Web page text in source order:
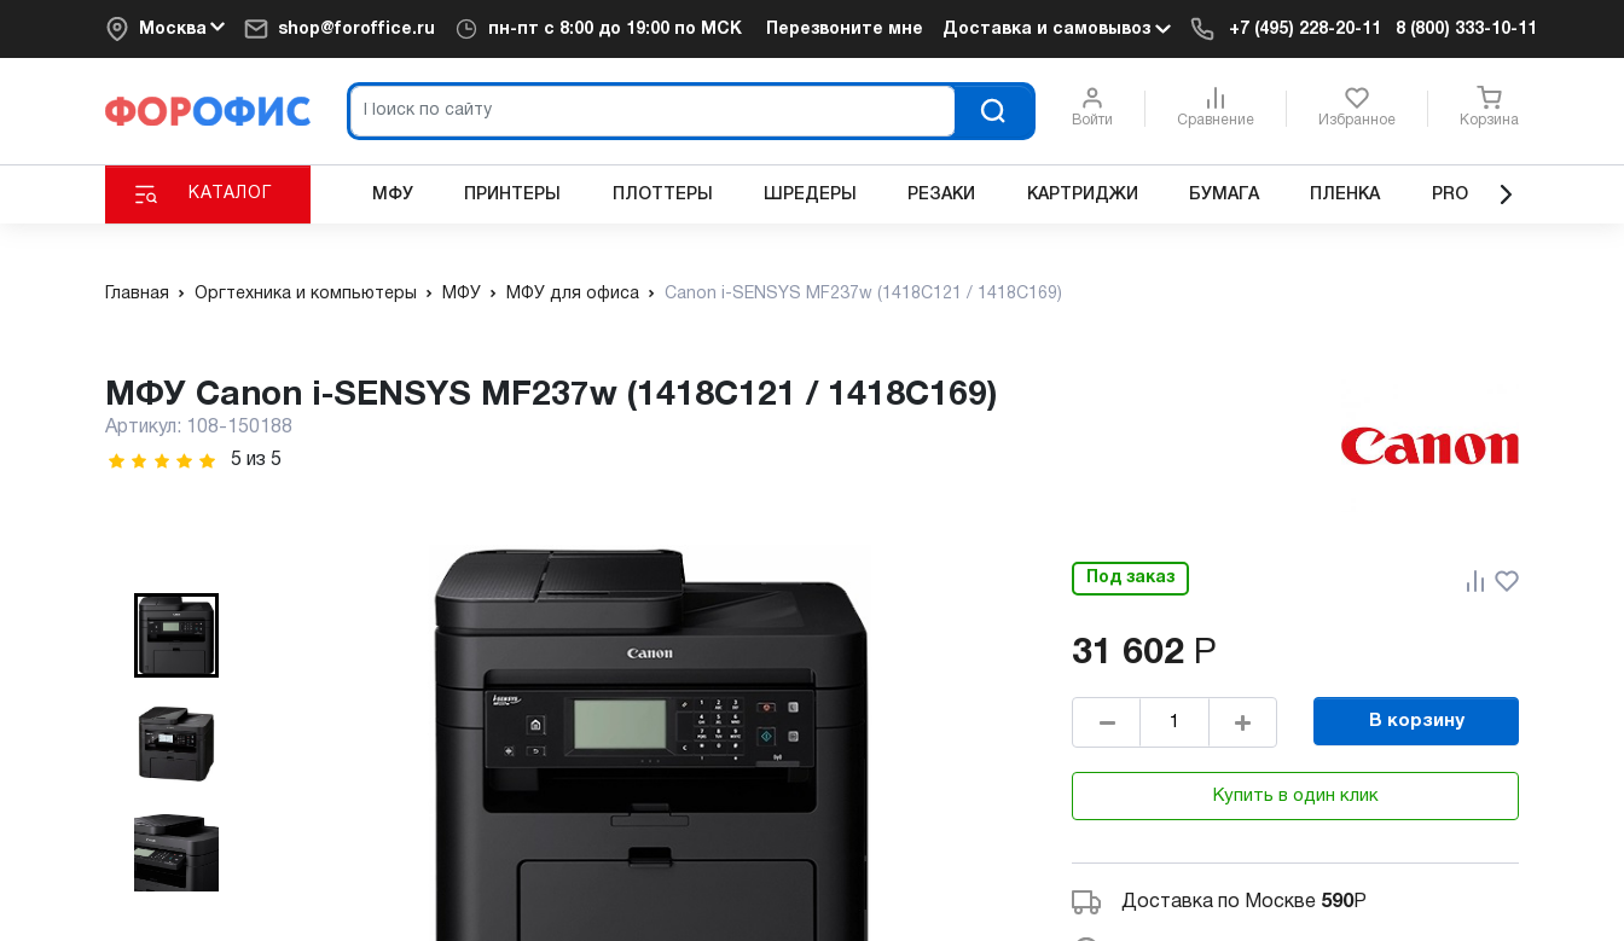
Москва shop@foroffice.ru пн-пт с 8:00 до 19:00 по МСК Перезвоните мне Доставка и самовывоз +7 (495) 228-20-11 8 (800) 333-10-11
Войти Сравнение Избранное Корзина
КАТАЛОГ МФУ ПРИНТЕРЫ ПЛОТТЕРЫ ШРЕДЕРЫ РЕЗАКИ КАРТРИДЖИ БУМАГА ПЛЕНКА PRO
Главная Оргтехника и компьютеры МФУ МФУ для офиса Canon i-SENSYS MF237w (1418C121 / 1418C169)
МФУ Canon i-SENSYS MF237w (1418C121 / 1418C169)
Артикул:
108-150188
5 из 5
Под заказ
31 602 Р
В корзину
Купить в один клик
Доставка по Москве 590Р